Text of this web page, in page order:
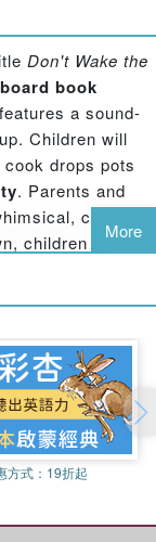
Don't Wake the
book
features a sound-
Children will
drops pots
. Parents and
colorful
children can
This
More
方式： 19折起